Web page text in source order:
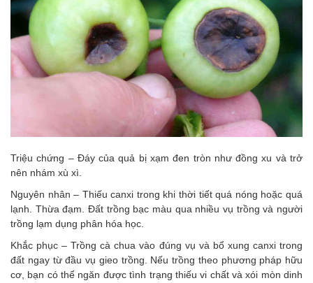
Triệu chứng – Đáy của quả bị xạm đen tròn như đồng xu và trở
nên nhám xù xì.
Nguyên nhân – Thiếu canxi trong khi thời tiết quá nóng hoặc quá
lạnh. Thừa đạm. Đất trồng bạc màu qua nhiều vụ trồng và người
trồng lạm dụng phân hóa học.
Khắc phục – Trồng cà chua vào đúng vụ và bổ xung canxi trong
đất ngay từ đầu vụ gieo trồng. Nếu trồng theo phương pháp hữu
cơ, bạn có thể ngăn được tình trạng thiếu vi chất và xói mòn dinh